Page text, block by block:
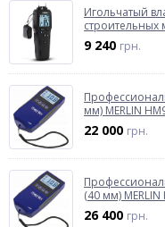
Игольчатый
строительных
9 240 грн.
мм) MERLIN
22 000 грн.
(40 мм) MERLIN
26 400 грн.